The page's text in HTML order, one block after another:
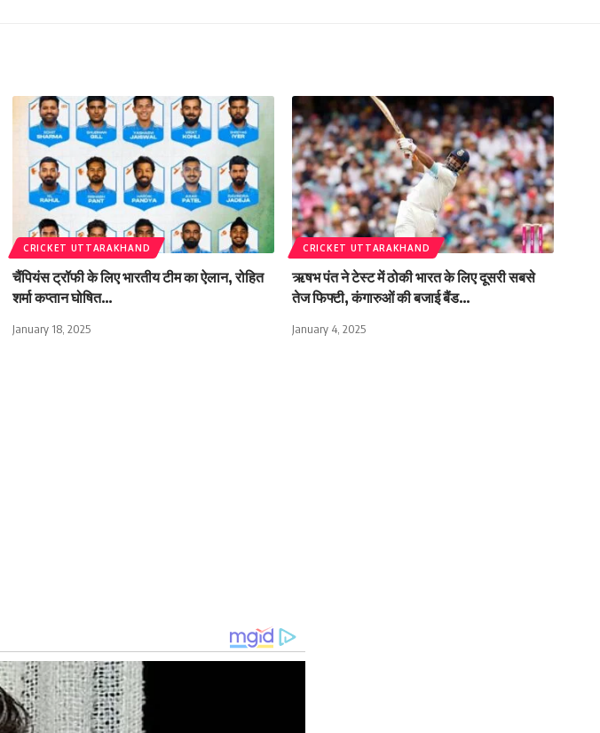
CRICKET UTTARAKHAND
चैंपियंस ट्रॉफी के लिए भारतीय टीम का ऐलान, रोहित
शर्मा कप्तान घोषित…
January 18, 2025
CRICKET UTTARAKHAND
ऋषभ पंत ने टेस्ट में ठोकी भारत के लिए दूसरी सबसे
तेज फिफ्टी, कंगारुओं की बजाई बैंड…
January 4, 2025